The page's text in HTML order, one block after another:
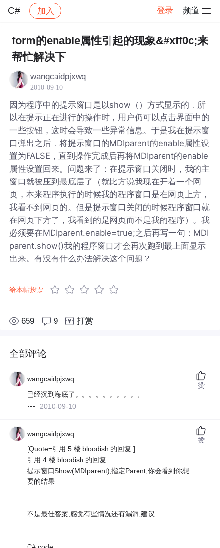
C# 加入 登录 频道
社区 C# 帖子详情
form的enable属性引起的现象&#xff0c;来
帮忙解决下
wangcaidpjxwq
2010-09-10
因为程序中的提示窗口是以show（）方式显示的，所
以在提示正在进行的操作时，用户仍可以点击界面中的
一些按钮，这时会导致一些异常信息。于是我在提示窗
口弹出之后，将提示窗口的MDIparent的enable属性设
置为FALSE，直到操作完成后再将MDIparent的enable
属性设置回来。问题来了：在提示窗口关闭时，我的主
窗口就被压到最底层了（就比方说我现在开着一个网
页，本来程序执行的时候我的程序窗口是在网页上方，
我看不到网页的。但是提示窗口关闭的时候程序窗口就
在网页下方了，我看到的是网页而不是我的程序）。我
必须要在MDIparent.enable=true;之后再写一句：MDI
parent.show()我的程序窗口才会再次跑到最上面显示
出来。有没有什么办法解决这个问题？
给本帖投票
659 9 打赏
全部评论
wangcaidpjxwq
已经沉到海底了。。。。。。。。。。
2010-09-10
赞
wangcaidpjxwq
[Quote=引用 5 楼 bloodish 的回复:]
引用 4 楼 bloodish 的回复:
提示窗口Show(MDIparent),指定Parent,你会看到你想
要的结果
不是最佳答案,感觉有些情况还有漏洞,建议..
赞